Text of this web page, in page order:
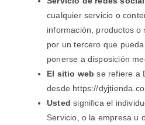
cualquier servicio o
información, productos
por un tercero que
ponerse a disposición
El sitio web se refiere a
desde https://
Usted significa el
Servicio, o la empresa u